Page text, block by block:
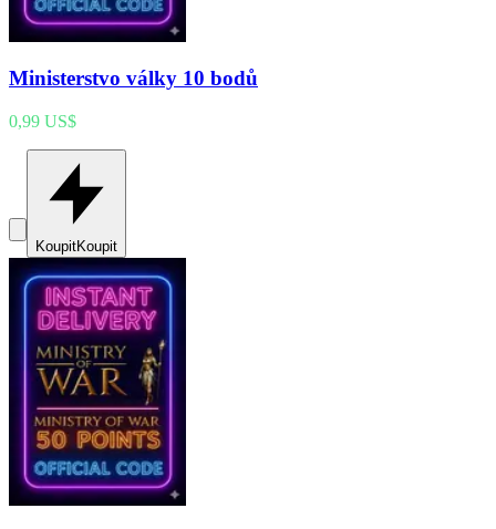
Ministerstvo války 10 bodů
0,99 US$
KoupitKoupit